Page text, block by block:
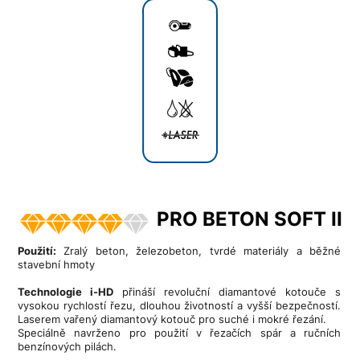
PRO BETON SOFT II
Použití: Zralý beton, železobeton, tvrdé materiály a běžné
stavební hmoty
Technologie i-HD přináší revoluční diamantové kotouče s
vysokou rychlostí řezu, dlouhou životností a vyšší bezpečností.
Laserem vařený diamantový kotouč pro suché i mokré řezání.
Speciálně navrženo pro použití v řezačích spár a ručních
benzínových pilách.